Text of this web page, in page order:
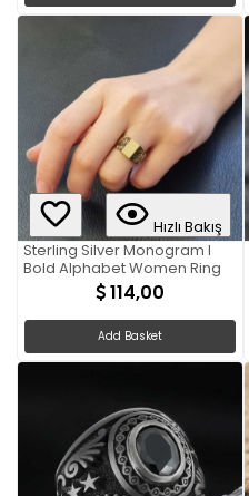
Hızlı Bakış
Sterling Silver Monogram I
Bold Alphabet Women Ring
114,00
Add Basket